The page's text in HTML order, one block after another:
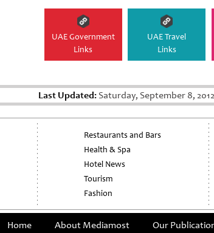
UAE Government
Links
UAE Travel
Links
Last Updated: Saturday, September 8, 2012
Restaurants and Bars
Health & Spa
Hotel News
Tourism
Fashion
Home About Mediamost Our